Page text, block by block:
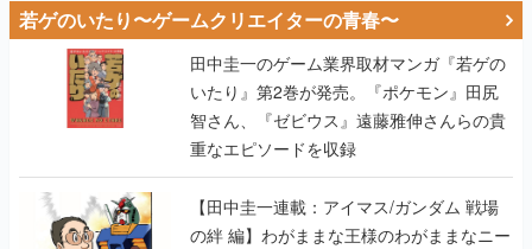
若ゲのいたり〜ゲームクリエイターの青春〜
田中圭一のゲーム業界取材マンガ『若ゲの
いたり』第2巻が発売。『ポケモン』田尻
智さん、『ゼビウス』遠藤雅伸さんらの貴
重なエピソードを収録
【田中圭一連載：アイマス/ガンダム 戦場
の絆 編】わがままな王様のわがままなニー